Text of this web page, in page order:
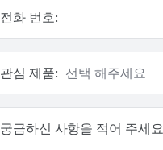
전화 번호:
관심 제품:
궁금하신 사항을 적어 주세